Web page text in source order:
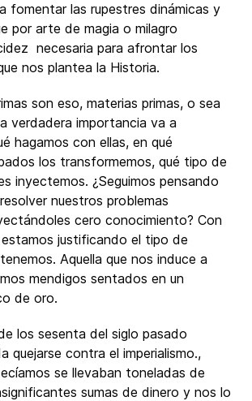
fomentar las rupestres dinámicas y
por arte de magia o milagro
necesaria para afrontar los
nos plantea la Historia.
son eso, materias primas, o sea
verdadera importancia va a
hagamos con ellas, en qué
los transformemos, qué tipo de
inyectemos. ¿Seguimos pensando
nuestros problemas
cero conocimiento? Con
justificando el tipo de
Aquella que nos induce a
mendigos sentados en un
de oro.
los sesenta del siglo pasado
quejarse contra el imperialismo.,
se llevaban toneladas de
sumas de dinero y nos lo